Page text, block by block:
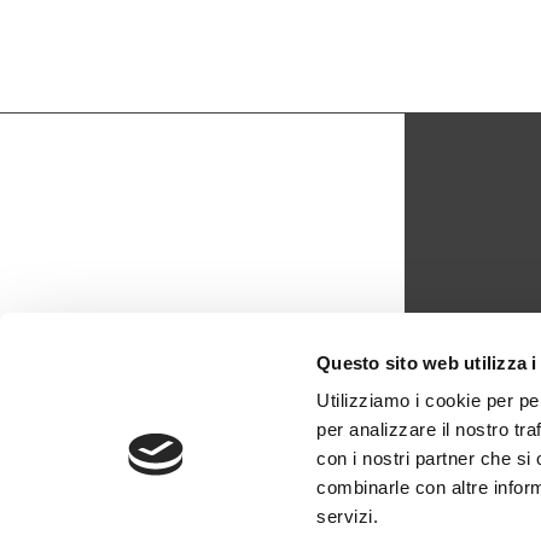
Questo sito web utilizza i
Utilizziamo i cookie per
per analizzare il nostro
con i nostri partner che si
combinarle con altre
servizi.
0429 -